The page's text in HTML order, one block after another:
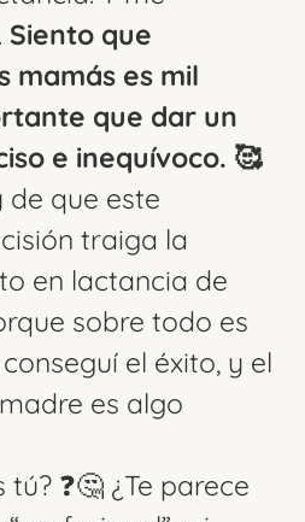
Siento que
mamás es mil
que dar un
e inequívoco. 🥰
de que este
traiga la
en lactancia de
sobre todo es
el éxito, y el
es algo
❓🤔 ¿Te parece